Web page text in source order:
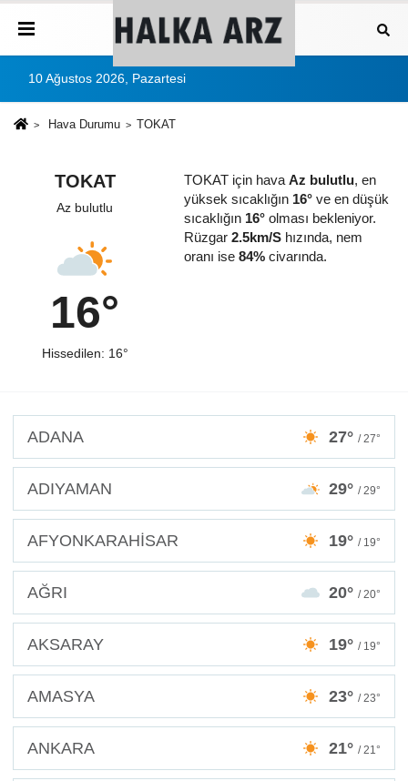
10 Ağustos 2026, Pazartesi
Hava Durumu TOKAT
TOKAT
Az bulutlu
16°
Hissedilen: 16°
TOKAT için hava Az bulutlu, en
yüksek sıcaklığın 16°ve en düşük
sıcaklığın 16°olması bekleniyor.
Rüzgar 2.5km/Shızında, nem
oranı ise 84%civarında.
ADANA 27° / 27°
ADIYAMAN 29° / 29°
AFYONKARAHİSAR 19° / 19°
AĞRI 20° / 20°
AKSARAY 19° / 19°
AMASYA 23° / 23°
ANKARA 21° / 21°